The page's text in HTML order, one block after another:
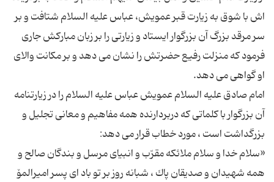
اش با شوق به زیارت قبر عمویش، عباس علیه السلام شتافت و بر
سر مرقد بزرگ آن بزرگوار ایستاد و زیارتی را بر زبان مبارکش جاری
فرمود كه منزلت رفیع حضرتش را نشان مى دهد و بر مكانت والای
امام صادق علیه السلام عمویش عباس علیه السلام را در زیارتنامه
آن بزرگوار با كلماتی كه دربردارنده همه مفاهیم و معانى تجلیل و
«سلام خدا و سلام ملائكه مقرّب و انبیاى مرسل و بندگان صالح و
همه شهیدان و صدیقان پاك ، شبانه روز بر تو باد اى پسر امیرالمۆ